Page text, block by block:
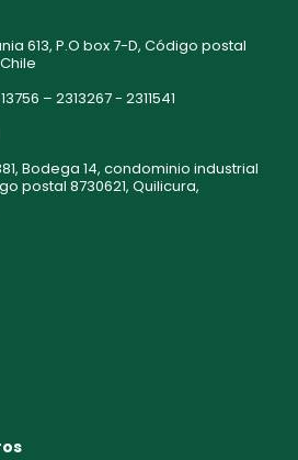
613, P.O box 7-D, Código postal
– 2313267 - 2311541
Bodega 14, condominio industrial
postal 8730621, Quilicura,